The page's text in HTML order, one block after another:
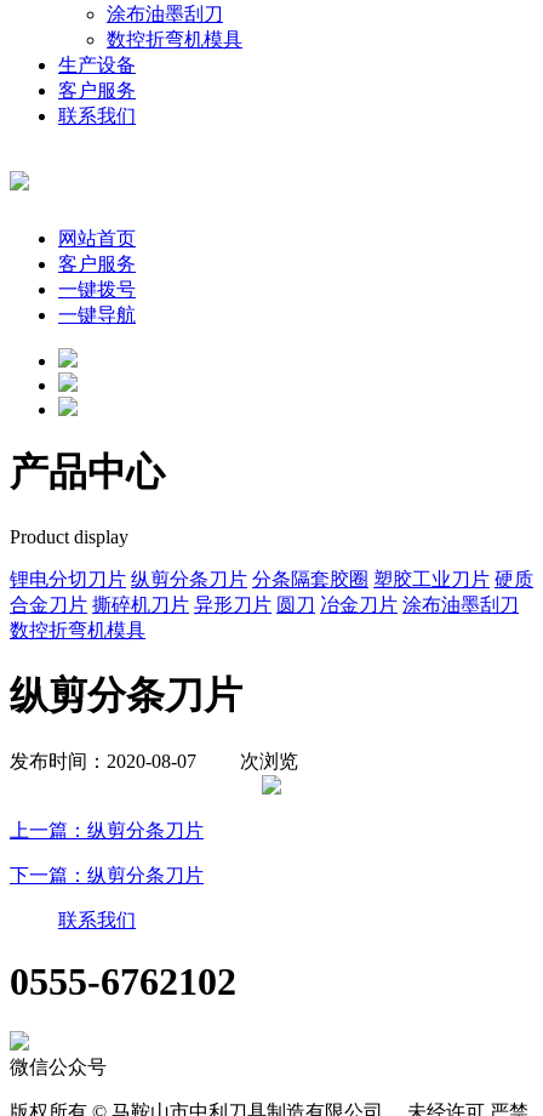
涂布油墨刮刀
数控折弯机模具
生产设备
客户服务
联系我们
网站首页
客户服务
一键拨号
一键导航
产品中心
Product display
锂电分切刀片 纵剪分条刀片 分条隔套胶圈 塑胶工业刀片 硬质
合金刀片 撕碎机刀片 异形刀片 圆刀 冶金刀片 涂布油墨刮刀
数控折弯机模具
纵剪分条刀片
发布时间：2020-08-07 次浏览
上一篇：纵剪分条刀片
下一篇：纵剪分条刀片
联系我们
0555-6762102
微信公众号
版权所有 © 马鞍山市中利刀具制造有限公司 未经许可 严禁